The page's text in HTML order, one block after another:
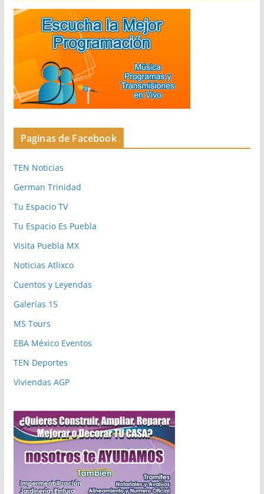
Paginas de Facebook
TEN Noticias
German Trinidad
Tu Espacio TV
Tu Espacio Es Puebla
Visita Puebla MX
Noticias Atlixco
Cuentos y Leyendas
Galerías 15
MS Tours
EBA México Eventos
TEN Deportes
Viviendas AGP